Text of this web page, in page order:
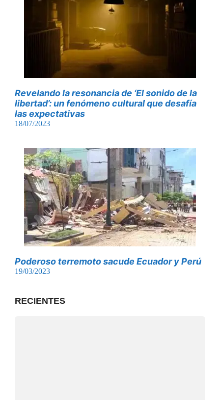
Revelando la resonancia de ‘El sonido de la
libertad’: un fenómeno cultural que desafía
las expectativas
18/07/2023
Poderoso terremoto sacude Ecuador y Perú
19/03/2023
RECIENTES